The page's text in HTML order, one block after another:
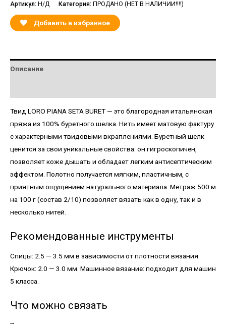
Артикул: Н/Д Категория: ПРОДАНО (НЕТ В НАЛИЧИИ!!!!)
Добавить в избранное
Описание
Твид LORO PIANA SETA BURET — это благородная итальянская
пряжа из 100% буретного шелка. Нить имеет матовую фактуру
с характерными твидовыми вкраплениями. Буретный шелк
ценится за свои уникальные свойства: он гигроскопичен,
позволяет коже дышать и обладает легким антисептическим
эффектом. Полотно получается мягким, пластичным, с
приятным ощущением натурального материала. Метраж 500 м
на 100 г (состав 2/10) позволяет вязать как в одну, так и в
несколько нитей.
Рекомендованные инструменты
Спицы: 2.5 — 3.5 мм в зависимости от плотности вязания.
Крючок: 2.0 — 3.0 мм. Машинное вязание: подходит для машин
5 класса.
Что можно связать